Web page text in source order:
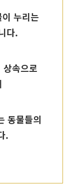
누리는
다.
속으로
동물들의
.